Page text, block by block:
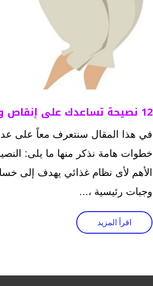
12 نصيحة تساعدك على إنقاص وزنك في أسرع وقت
في هذا المقال سنتعرف معاً على
خطوات هامة نذكر منها ما يلى:
الأهم لأى نظام غذائي يهدف إلى
وجبات رئيسية ،...
اقرأ المزيد